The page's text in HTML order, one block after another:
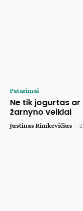
Patarimai
Ne tik jogurtas
žarnyno veiklai
Justinas Rimkevičius -